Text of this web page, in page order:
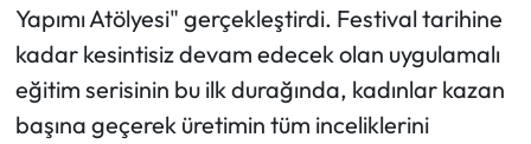
Yapımı Atölyesi" gerçekleştirdi. Festival tarihine
kadar kesintisiz devam edecek olan uygulamalı
eğitim serisinin bu ilk durağında, kadınlar kazan
başına geçerek üretimin tüm inceliklerini